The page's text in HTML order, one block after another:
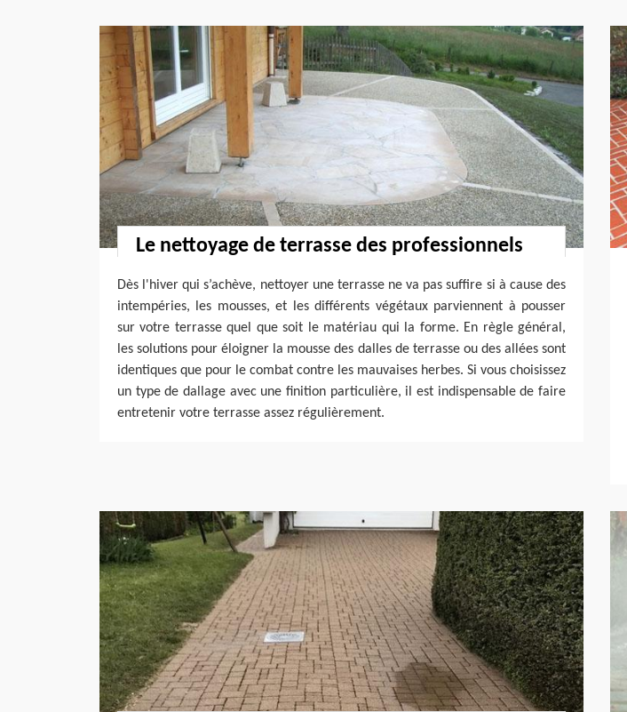
Le nettoyage de terrasse des professionnels
Dès l'hiver qui s’achève, nettoyer une terrasse ne va pas suffire si à cause des
intempéries, les mousses, et les différents végétaux parviennent à pousser
sur votre terrasse quel que soit le matériau qui la forme. En règle général,
les solutions pour éloigner la mousse des dalles de terrasse ou des allées sont
identiques que pour le combat contre les mauvaises herbes. Si vous choisissez
un type de dallage avec une finition particulière, il est indispensable de faire
entretenir votre terrasse assez régulièrement.